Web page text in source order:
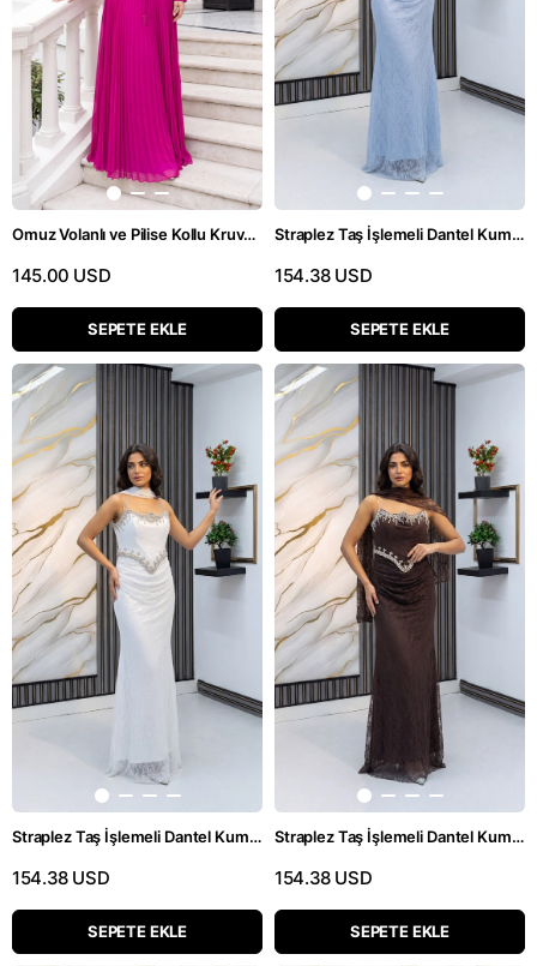
Omuz Volanlı ve Pilise Kollu Kruvaze Yaka Fuşya Abiye Elbise
145.00 USD
SEPETE EKLE
Straplez Taş İşlemeli Dantel Kumaş Buz Mavisi Elbise
154.38 USD
SEPETE EKLE
Straplez Taş İşlemeli Dantel Kumaş Beyaz Elbise
154.38 USD
SEPETE EKLE
Straplez Taş İşlemeli Dantel Kumaş Kahverengi Elbise
154.38 USD
SEPETE EKLE